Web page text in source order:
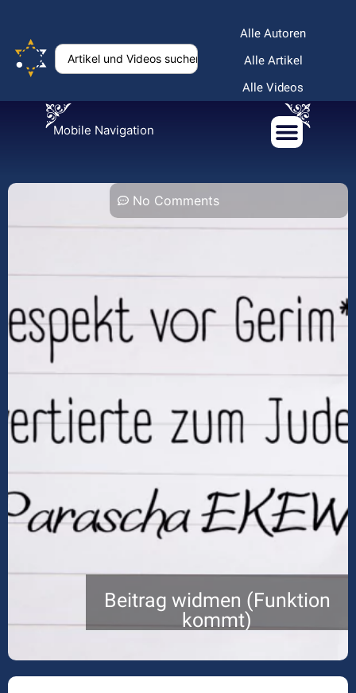
Alle Autoren
Alle Artikel
Alle Videos
Mobile Navigation
No Comments
Beitrag widmen (Funktion
kommt)